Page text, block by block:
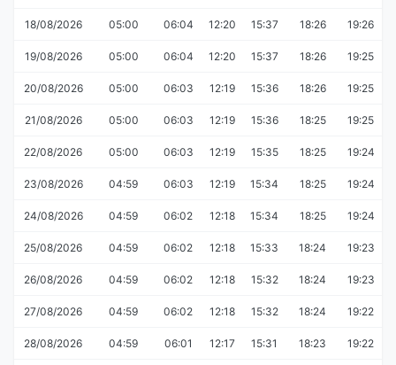
18/08/2026 05:00 06:04 12:20 15:37 18:26 19:26
19/08/2026 05:00 06:04 12:20 15:37 18:26 19:25
20/08/2026 05:00 06:03 12:19 15:36 18:26 19:25
21/08/2026 05:00 06:03 12:19 15:36 18:25 19:25
22/08/2026 05:00 06:03 12:19 15:35 18:25 19:24
23/08/2026 04:59 06:03 12:19 15:34 18:25 19:24
24/08/2026 04:59 06:02 12:18 15:34 18:25 19:24
25/08/2026 04:59 06:02 12:18 15:33 18:24 19:23
26/08/2026 04:59 06:02 12:18 15:32 18:24 19:23
27/08/2026 04:59 06:02 12:18 15:32 18:24 19:22
28/08/2026 04:59 06:01 12:17 15:31 18:23 19:22